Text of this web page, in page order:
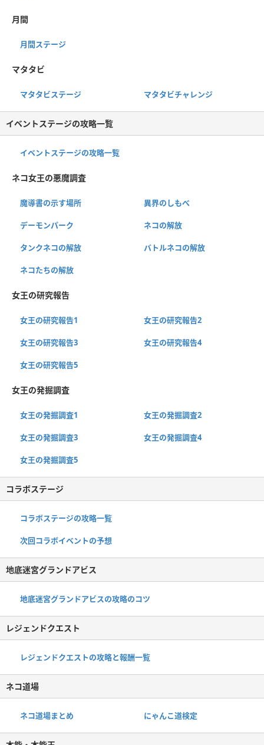
月間
月間ステージ
マタタビ
マタタビステージ マタタビチャレンジ
イベントステージの攻略一覧
イベントステージの攻略一覧
ネコ女王の悪魔調査
魔導書の示す場所 異界のしもべ
デーモンパーク ネコの解放
タンクネコの解放 バトルネコの解放
ネコたちの解放
女王の研究報告
女王の研究報告1 女王の研究報告2
女王の研究報告3 女王の研究報告4
女王の研究報告5
女王の発掘調査
女王の発掘調査1 女王の発掘調査2
女王の発掘調査3 女王の発掘調査4
女王の発掘調査5
コラボステージ
コラボステージの攻略一覧
次回コラボイベントの予想
地底迷宮グランドアビス
地底迷宮グランドアビスの攻略のコツ
レジェンドクエスト
レジェンドクエストの攻略と報酬一覧
ネコ道場
ネコ道場まとめ にゃんこ道検定